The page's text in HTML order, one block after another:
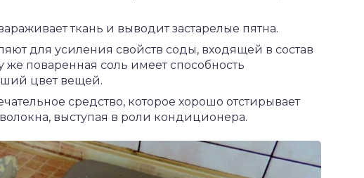
ткань и выводит застарелые пятна.
для усиления свойств соды, входящей в состав
поваренная соль имеет способность
цвет вещей.
средство, которое хорошо отстирывает
выступая в роли кондиционера.